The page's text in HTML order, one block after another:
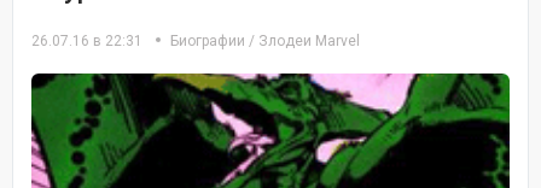
26.07.16 в 22:31 Биографии / Злодеи Marvel